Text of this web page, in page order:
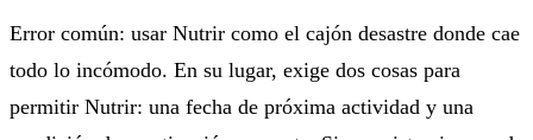
Error común: usar Nutrir como el cajón desastre donde cae
todo lo incómodo. En su lugar, exige dos cosas para
permitir Nutrir: una fecha de próxima actividad y una